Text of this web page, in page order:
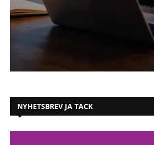
NYHETSBREV JA TACK